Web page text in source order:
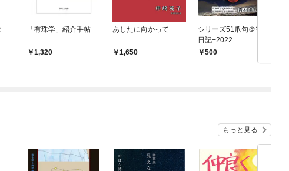
「有珠学」紹介手帖
1,320
あしたに向かって
1,650
シリーズ51爪句＠空撮
日記−2022
500
もっと見る